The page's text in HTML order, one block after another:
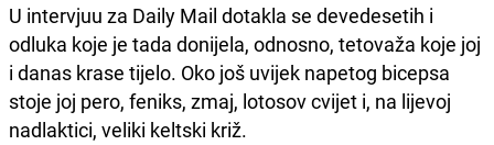
U intervjuu za Daily Mail dotakla se devedesetih i
odluka koje je tada donijela, odnosno, tetovaža koje joj
i danas krase tijelo. Oko još uvijek napetog bicepsa
stoje joj pero, feniks, zmaj, lotosov cvijet i, na lijevoj
nadlaktici, veliki keltski križ.